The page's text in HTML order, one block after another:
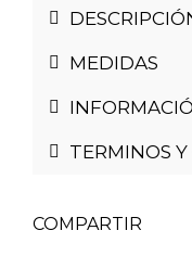
MEDIDAS
TERMINOS
COMPARTIR